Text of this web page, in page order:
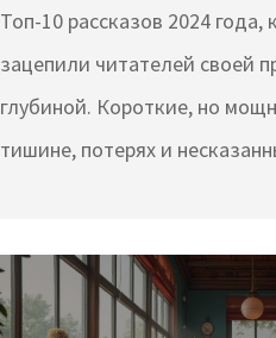
Топ-10 рассказов 2024 года,
зацепили читателей своей
глубиной. Короткие, но
тишине, потерях и